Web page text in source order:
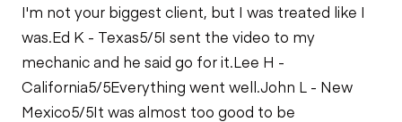
I'm not your biggest client, but I was treated like I
was.Ed K - Texas5/5I sent the video to my
mechanic and he said go for it.Lee H -
California5/5Everything went well.John L - New
Mexico5/5It was almost too good to be